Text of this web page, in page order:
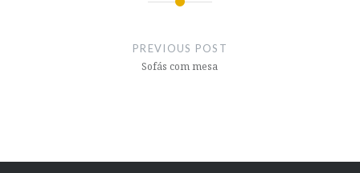
PREVIOUS POST
Sofás com mesa